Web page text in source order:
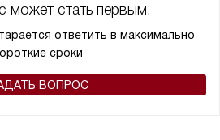
может стать первым.
ответить в максимально
сроки
ВОПРОС